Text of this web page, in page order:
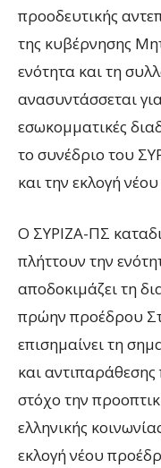
προοδευτικής
της κυβέρνησης
ενότητα και τη
ανασυντάσσεται
εσωκομματικές
το συνέδριο του
και την εκλογή
Ο ΣΥΡΙΖΑ-ΠΣ
πλήττουν την
αποδοκιμάζει τη
πρώην προέδρου
επισημαίνει τη
και
στόχο την
ελληνικής
εκλογή νέου